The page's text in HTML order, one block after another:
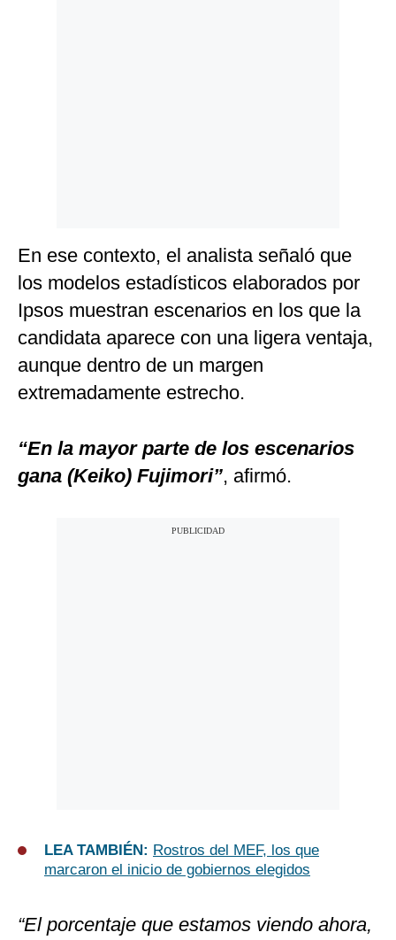
En ese contexto, el analista señaló que
los modelos estadísticos elaborados por
Ipsos muestran escenarios en los que la
candidata aparece con una ligera ventaja,
aunque dentro de un margen
extremadamente estrecho.
“En la mayor parte de los escenarios
gana (Keiko) Fujimori”, afirmó.
LEA TAMBIÉN: Rostros del MEF, los que
marcaron el inicio de gobiernos elegidos
“El porcentaje que estamos viendo ahora,